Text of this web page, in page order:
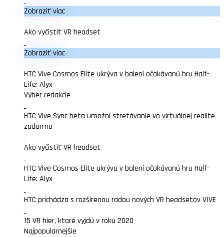
Zobraziť viac
Ako vyčistiť VR headset
Zobraziť viac
HTC Vive Cosmos Elite ukrýva v balení očakávanú hru Half-
Life: Alyx
Výber redakcie
HTC Vive Sync beta umožní stretávanie vo virtuálnej realite
zadarmo
Ako vyčistiť VR headset
HTC Vive Cosmos Elite ukrýva v balení očakávanú hru Half-
Life: Alyx
HTC prichádza s rozšírenou radou nových VR headsetov VIVE
15 VR hier, ktoré vyjdú v roku 2020
Najpopularnejšie